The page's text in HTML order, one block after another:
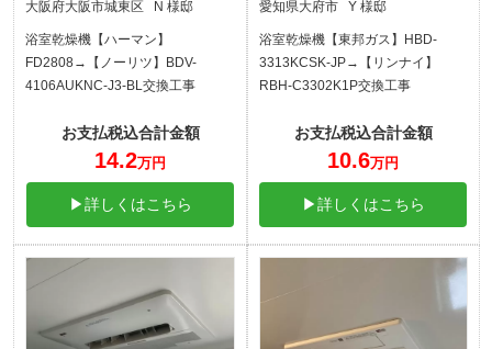
大阪府大阪市城東区 N 様邸
浴室乾燥機【ハーマン】
FD2808→【ノーリツ】BDV-
4106AUKNC-J3-BL交換工事
お支払税込合計金額
14.2万円
▶詳しくはこちら
愛知県大府市 Y 様邸
浴室乾燥機【東邦ガス】HBD-
3313KCSK-JP→【リンナイ】
RBH-C3302K1P交換工事
お支払税込合計金額
10.6万円
▶詳しくはこちら